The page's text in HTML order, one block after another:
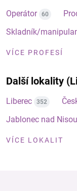
Operátor 60
Skladník/
VÍCE PROFESÍ
Další lokality
Liberec 352
Jablonec nad Nisou
VÍCE LOKALIT